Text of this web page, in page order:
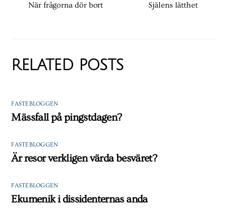
När frågorna dör bort Själens lätthet
RELATED POSTS
FASTEBLOGGEN
Mässfall på pingstdagen?
FASTEBLOGGEN
Är resor verkligen värda besväret?
FASTEBLOGGEN
Ekumenik i dissidenternas anda